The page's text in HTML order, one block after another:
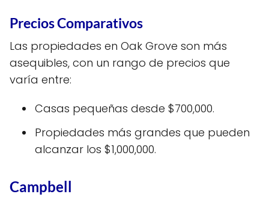
Precios Comparativos
Las propiedades en Oak Grove son más
asequibles, con un rango de precios que
varía entre:
Casas pequeñas desde $700,000.
Propiedades más grandes que pueden
alcanzar los $1,000,000.
Campbell